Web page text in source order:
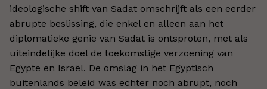
ideologische shift van Sadat omschrijft als een eerder
abrupte beslissing, die enkel en alleen aan het
diplomatieke genie van Sadat is ontsproten, met als
uiteindelijke doel de toekomstige verzoening van
Egypte en Israël. De omslag in het Egyptisch
buitenlands beleid was echter noch abrupt, noch